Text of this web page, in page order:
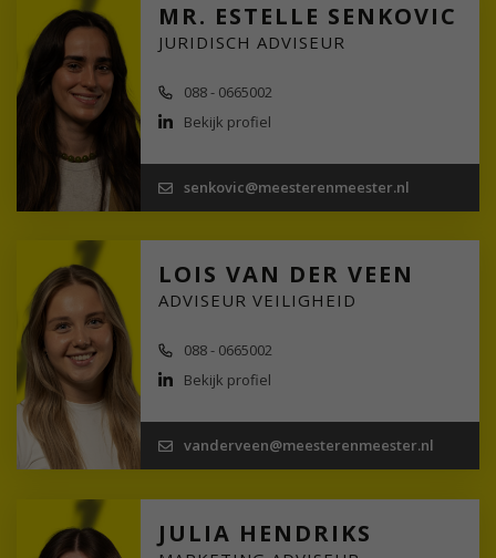
MR. ESTELLE SENKOVIC
JURIDISCH ADVISEUR
088 - 0665002
Bekijk profiel
senkovic@meesterenmeester.nl
LOIS VAN DER VEEN
ADVISEUR VEILIGHEID
088 - 0665002
Bekijk profiel
vanderveen@meesterenmeester.nl
JULIA HENDRIKS